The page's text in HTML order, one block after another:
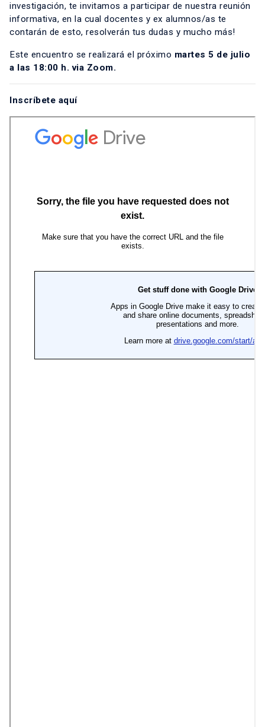
investigación, te invitamos a participar de nuestra reunión
informativa, en la cual docentes y ex alumnos/as te
contarán de esto, resolverán tus dudas y mucho más!
Este encuentro se realizará el próximo martes 5 de julio
a las 18:00 h. via Zoom.
Inscríbete aquí